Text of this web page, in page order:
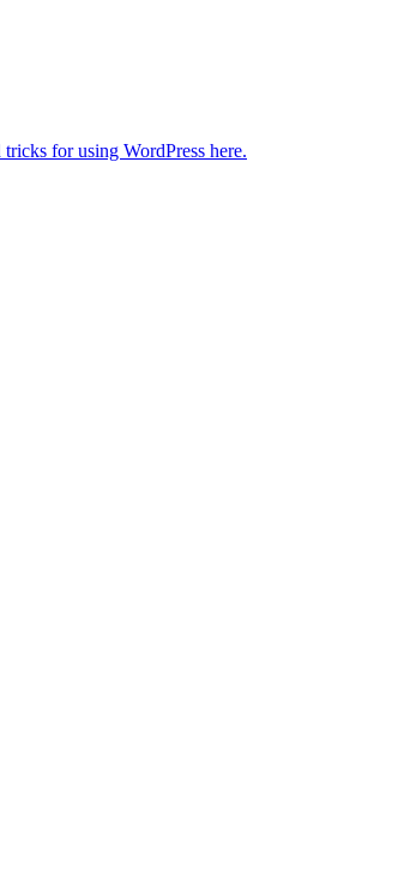
for using WordPress here.